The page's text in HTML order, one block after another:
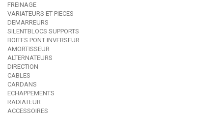
FREINAGE
VARIATEURS ET PIECES
DEMARREURS
SILENTBLOCS SUPPORTS
BOITES PONT INVERSEUR
AMORTISSEUR
ALTERNATEURS
DIRECTION
CABLES
CARDANS
ECHAPPEMENTS
RADIATEUR
ACCESSOIRES